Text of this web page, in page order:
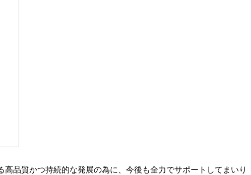
品質かつ持続的な発展の為に、今後も全力でサポートしてまいり